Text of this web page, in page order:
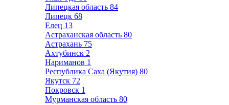
Липецкая область 84
Липецк 68
Елец 13
Астраханская область 80
Астрахань 75
Ахтубинск 2
Нариманов 1
Республика Саха (Якутия) 80
Якутск 72
Покровск 1
Мурманская область 80